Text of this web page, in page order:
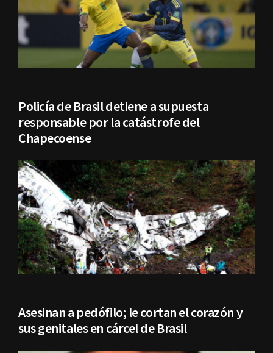
Policía de Brasil detiene a supuesta
responsable por la catástrofe del
Chapecoense
Asesinan a pedófilo; le cortan el corazón y
sus genitales en cárcel de Brasil